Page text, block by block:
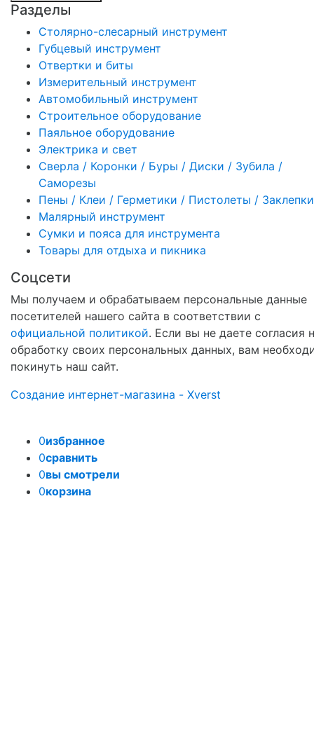
Разделы
Столярно-слесарный инструмент
Губцевый инструмент
Отвертки и биты
Измерительный инструмент
Автомобильный инструмент
Строительное оборудование
Паяльное оборудование
Электрика и свет
Сверла / Коронки / Буры / Диски / Зубила /
Саморезы
Пены / Клеи / Герметики / Пистолеты / Заклепки
Малярный инструмент
Сумки и пояса для инструмента
Товары для отдыха и пикника
Соцсети
Мы получаем и обрабатываем персональные данные
посетителей нашего сайта в соответствии с
официальной политикой. Если вы не даете согласия
обработку своих персональных данных, вам
покинуть наш сайт.
Создание интернет-магазина - Xverst
0избранное
0сравнить
0вы смотрели
0корзина